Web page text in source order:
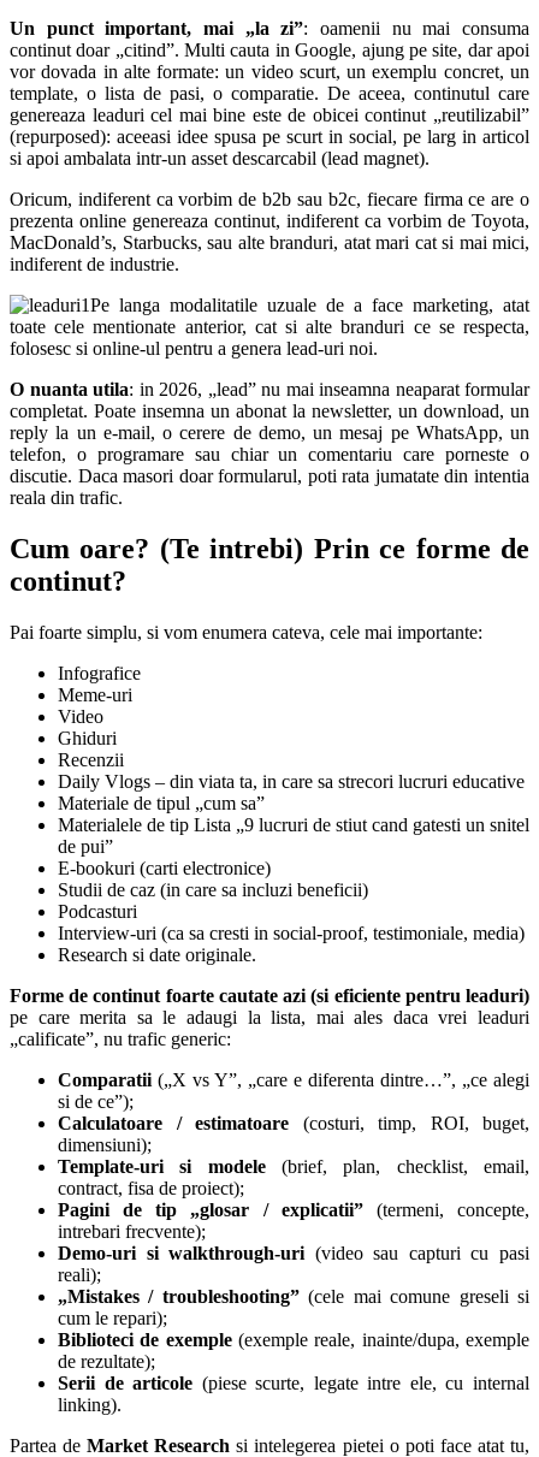
Un punct important, mai „la zi”: oamenii nu mai consuma
continut doar „citind”. Multi cauta in Google, ajung pe site, dar apoi
vor dovada in alte formate: un video scurt, un exemplu concret, un
template, o lista de pasi, o comparatie. De aceea, continutul care
genereaza leaduri cel mai bine este de obicei continut „reutilizabil”
(repurposed): aceeasi idee spusa pe scurt in social, pe larg in articol
si apoi ambalata intr-un asset descarcabil (lead magnet).
Oricum, indiferent ca vorbim de b2b sau b2c, fiecare firma ce are o
prezenta online genereaza continut, indiferent ca vorbim de Toyota,
MacDonald’s, Starbucks, sau alte branduri, atat mari cat si mai mici,
indiferent de industrie.
Pe langa modalitatile uzuale de a face marketing, atat
toate cele mentionate anterior, cat si alte branduri ce se respecta,
folosesc si online-ul pentru a genera lead-uri noi.
O nuanta utila: in 2026, „lead” nu mai inseamna neaparat formular
completat. Poate insemna un abonat la newsletter, un download, un
reply la un e-mail, o cerere de demo, un mesaj pe WhatsApp, un
telefon, o programare sau chiar un comentariu care porneste o
discutie. Daca masori doar formularul, poti rata jumatate din intentia
reala din trafic.
Cum oare? (Te intrebi) Prin ce forme de
continut?
Pai foarte simplu, si vom enumera cateva, cele mai importante:
Infografice
Meme-uri
Video
Ghiduri
Recenzii
Daily Vlogs – din viata ta, in care sa strecori lucruri educative
Materiale de tipul „cum sa”
Materialele de tip Lista „9 lucruri de stiut cand gatesti un snitel
de pui”
E-bookuri (carti electronice)
Studii de caz (in care sa incluzi beneficii)
Podcasturi
Interview-uri (ca sa cresti in social-proof, testimoniale, media)
Research si date originale.
Forme de continut foarte cautate azi (si eficiente pentru leaduri)
pe care merita sa le adaugi la lista, mai ales daca vrei leaduri
„calificate”, nu trafic generic:
Comparatii („X vs Y”, „care e diferenta dintre…”, „ce alegi
si de ce”);
Calculatoare / estimatoare (costuri, timp, ROI, buget,
dimensiuni);
Template-uri si modele(brief, plan, checklist, email,
contract, fisa de proiect);
Pagini de tip „glosar / explicatii”(termeni, concepte,
intrebari frecvente);
Demo-uri si walkthrough-uri (video sau capturi cu pasi
reali);
„Mistakes / troubleshooting”(cele mai comune greseli si
cum le repari);
Biblioteci de exemple(exemple reale, inainte/dupa, exemple
de rezultate);
Serii de articole (piese scurte, legate intre ele, cu internal
linking).
Partea deMarket Research si intelegerea pietei o poti face atat tu,